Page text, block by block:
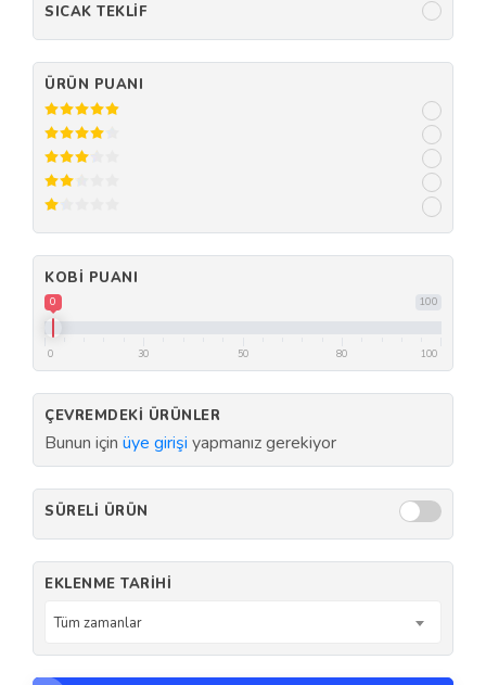
SICAK TEKLIF
ÜRÜN PUANI
KOBI PUANI
100
0
0 30 50 80 100
ÇEVREMDEKI ÜRÜNLER
Bunun için üye girişi yapmanız gerekiyor
SÜRELI ÜRÜN
EKLENME TARIHI
Tüm zamanlar